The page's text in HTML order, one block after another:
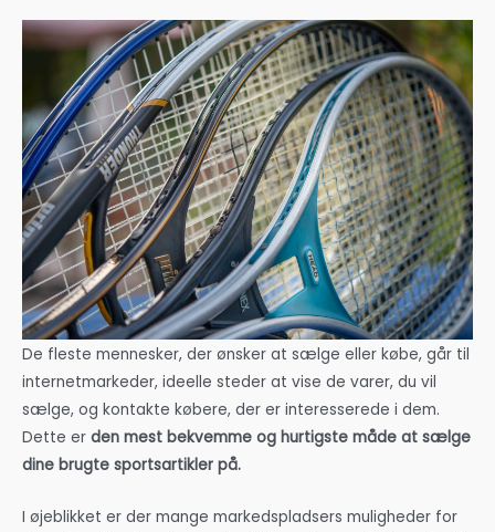
De fleste mennesker, der ønsker at sælge eller købe, går til
internetmarkeder, ideelle steder at vise de varer, du vil
sælge, og kontakte købere, der er interesserede i dem.
Dette er den mest bekvemme og hurtigste måde at sælge
dine brugte sportsartikler på.
I øjeblikket er der mange markedspladsers muligheder for